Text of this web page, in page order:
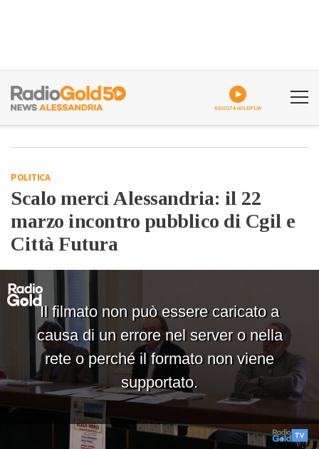
ASCOLTA GOLDPLAY
POLITICA
Scalo merci Alessandria: il 22
marzo incontro pubblico di Cgil e
Città Futura